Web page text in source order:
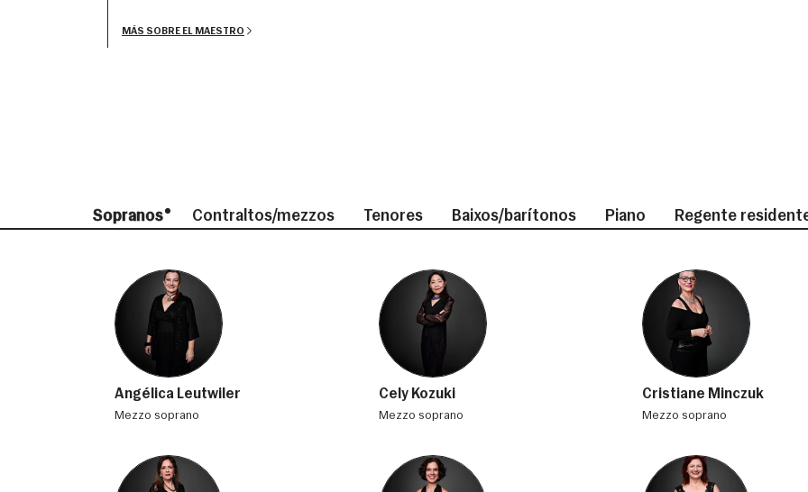
MÁS SOBRE EL MAESTRO
Sopranos Contraltos/mezzos Tenores Baixos/barítonos Piano Regente
Angélica Leutwiler
mezzo soprano
Cely Kozuki
mezzo soprano
Cristiane Minczuk
mezzo soprano